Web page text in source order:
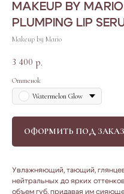
MAKEUP BY
PLUMPING LIP
Makeup by Mario
3 400 р.
Оттенок
Watermelon Glow
ОФОРМИТЬ ПОД ЗАКАЗ
Увлажняющий, тающий,
нейтральных до ярких
объем губ, придавая им